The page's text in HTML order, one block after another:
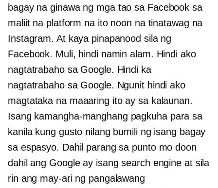
bagay na ginawa ng mga tao sa Facebook sa
maliit na platform na ito noon na tinatawag na
Instagram. At kaya pinapanood sila ng
Facebook. Muli, hindi namin alam. Hindi ako
nagtatrabaho sa Google. Hindi ka
nagtatrabaho sa Google. Ngunit hindi ako
magtataka na maaaring ito ay sa kalaunan.
Isang kamangha-manghang pagkuha para sa
kanila kung gusto nilang bumili ng isang bagay
sa espasyo. Dahil parang sa punto mo doon
dahil ang Google ay isang search engine at sila
rin ang may-ari ng pangalawang